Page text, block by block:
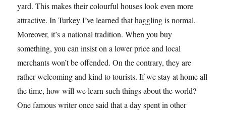
yard. This makes their colourful houses look even more
attractive. In Turkey I’ve learned that haggling is normal.
Moreover, it’s a national tradition. When you buy
something, you can insist on a lower price and local
merchants won’t be offended. On the contrary, they are
rather welcoming and kind to tourists. If we stay at home all
the time, how will we learn such things about the world?
One famous writer once said that a day spent in other